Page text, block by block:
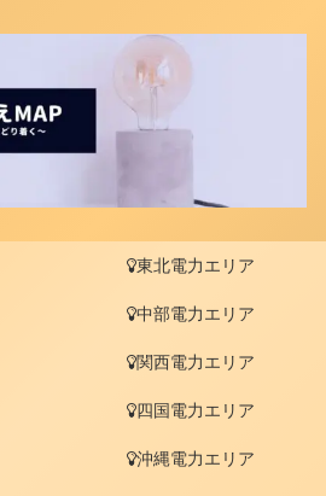
東北電力エリア
中部電力エリア
関西電力エリア
四国電力エリア
沖縄電力エリア